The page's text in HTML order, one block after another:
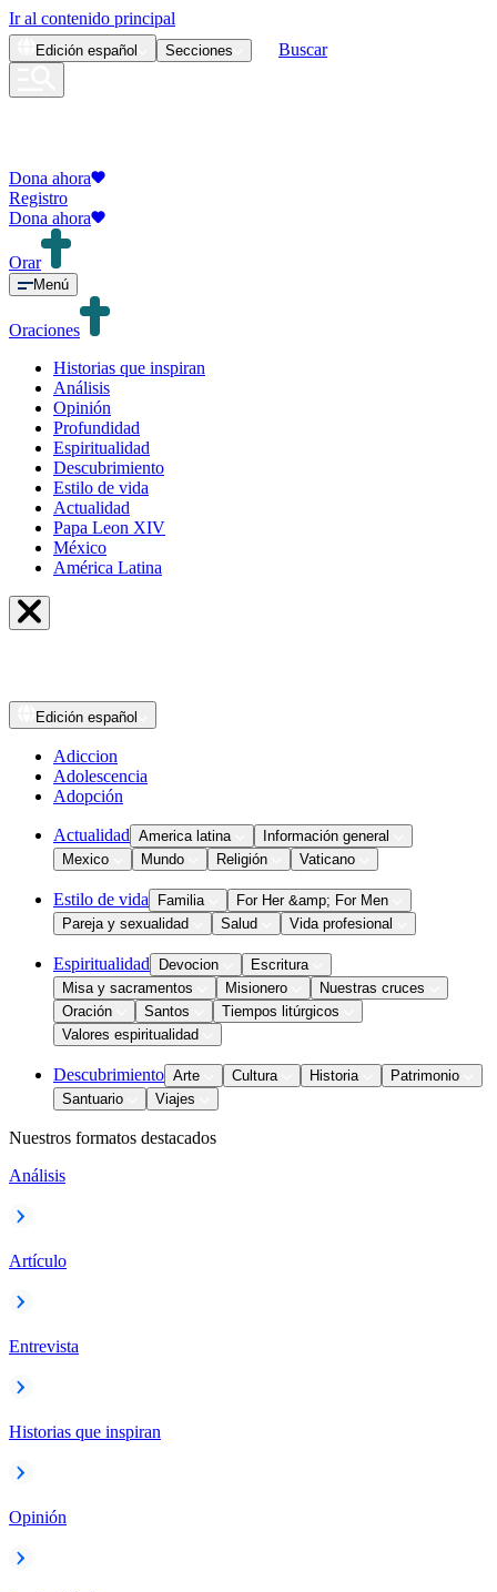
Ir al contenido principal
Edición español Secciones Buscar
Dona ahora
Registro
Dona ahora
Orar
Menú
Oraciones
Historias que inspiran
Análisis
Opinión
Profundidad
Espiritualidad
Descubrimiento
Estilo de vida
Actualidad
Papa Leon XIV
México
América Latina
Edición español
Adiccion
Adolescencia
Adopción
Actualidad America latina
Información general
Mexico
Mundo Religión Vaticano
Estilo de vida Familia
For Her &amp; For Men
Pareja y sexualidad
Salud Vida profesional
Espiritualidad Devocion
Escritura
Misa y sacramentos
Misionero
Nuestras cruces
Oración
Santos
Tiempos litúrgicos
Valores espiritualidad
Descubrimiento Arte Cultura Historia
Patrimonio
Santuario
Viajes
Nuestros formatos destacados
Análisis
Artículo
Entrevista
Historias que inspiran
Opinión